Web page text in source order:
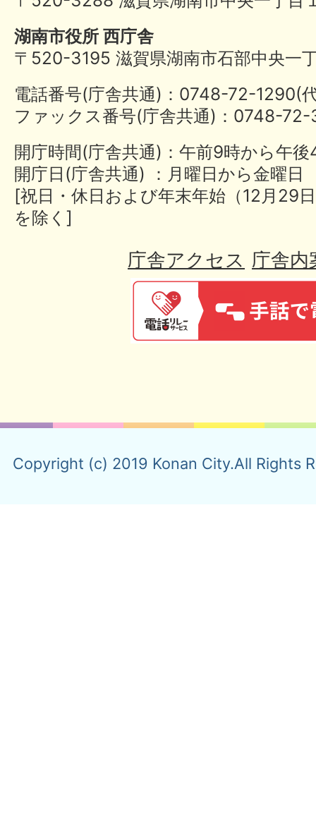
湖南市役所 西庁舎
〒520-3195 滋賀県湖南市石部中央一
電話番号(庁舎共通)：0748-72-
ファックス番号(庁舎共通)：0748-
開庁時間(庁舎共通)：午前9時から午
開庁日(庁舎共通) ：月曜日から金曜日
[祝日・休日および年末年始（12月29
を除く]
庁舎アクセス 庁舎内
Copyright (c) 2019 Konan City.All Rights